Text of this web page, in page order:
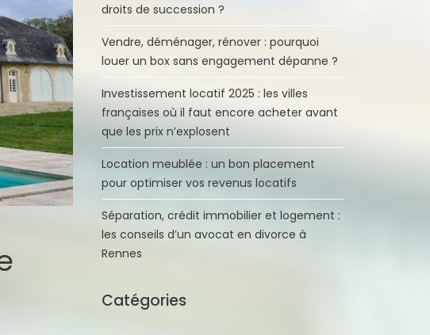
droits de succession ?
Vendre, déménager, rénover : pourquoi
louer un box sans engagement dépanne ?
Investissement locatif 2025 : les villes
françaises où il faut encore acheter avant
que les prix n’explosent
Location meublée : un bon placement
pour optimiser vos revenus locatifs
Séparation, crédit immobilier et logement :
les conseils d’un avocat en divorce à
Rennes
Catégories